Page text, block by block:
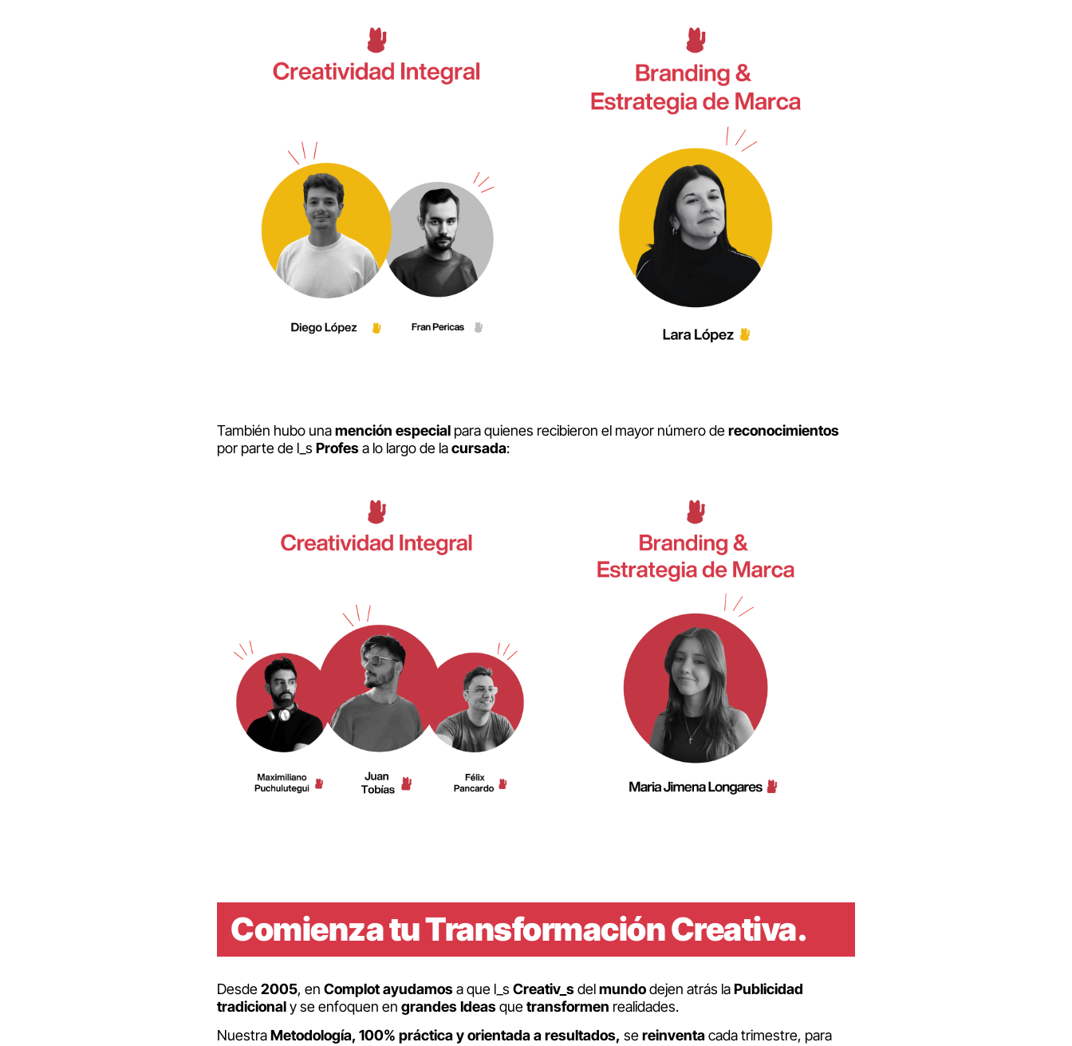
También hubo unamención especial para quienes recibieron el mayor número dereconocimientos
por parte de l_s Profesa lo largo de lacursada:
Comienza tu Transformación Creativa.
Desde2005, en Complotayudamosa que l_s Creativ_sdelmundodejen atrás laPublicidad
tradicionaly se enfoquen en grandesIdeasquetransformen realidades.
NuestraMetodología, 100% práctica y orientada a resultados, sereinventacada trimestre, para